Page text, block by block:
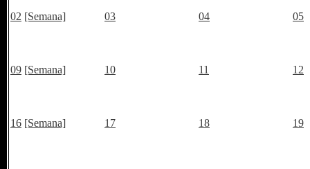
02 [Semana] 03 04 05
09 [Semana] 10 11 12
16 [Semana] 17 18 19